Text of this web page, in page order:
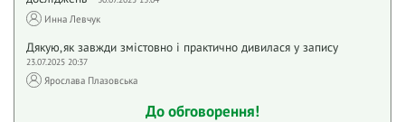
Инна Левчук
Дякую,як завжди змістовно і практично дивилася у запису
23.07.2025 20:37
Ярослава Плазовська
До обговорення!